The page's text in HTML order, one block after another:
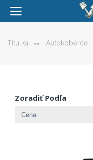
Titulka Autokoberce
Zoradiť Podľa